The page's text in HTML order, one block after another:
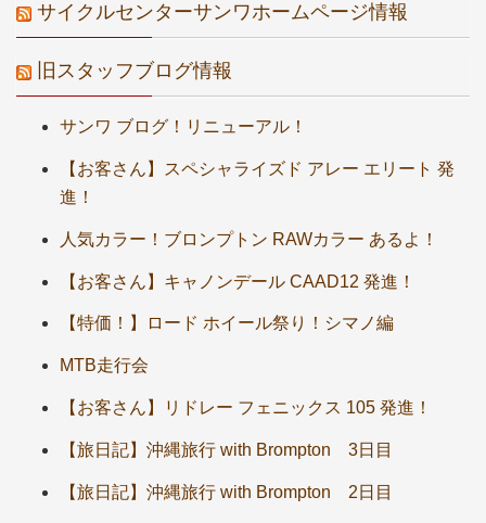
サイクルセンターサンワホームページ情報
旧スタッフブログ情報
サンワ ブログ！リニューアル！
【お客さん】スペシャライズド アレー エリート 発
進！
人気カラー！ブロンプトン RAWカラー あるよ！
【お客さん】キャノンデール CAAD12 発進！
【特価！】ロード ホイール祭り！シマノ編
MTB走行会
【お客さん】リドレー フェニックス 105 発進！
【旅日記】沖縄旅行 with Brompton 3日目
【旅日記】沖縄旅行 with Brompton 2日目